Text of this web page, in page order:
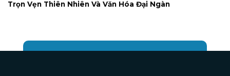
Trọn Vẹn Thiên Nhiên Và Văn Hóa Đại Ngàn